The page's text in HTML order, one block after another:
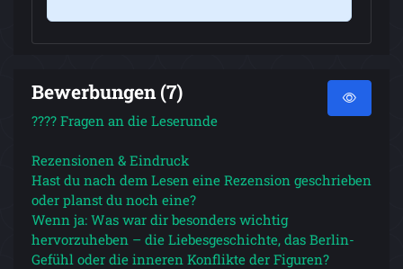
Bewerbungen (7)
???? Fragen an die Leserunde
Rezensionen & Eindruck
Hast du nach dem Lesen eine Rezension geschrieben
oder planst du noch eine?
Wenn ja: Was war dir besonders wichtig
hervorzuheben – die Liebesgeschichte, das Berlin-
Gefühl oder die inneren Konflikte der Figuren?